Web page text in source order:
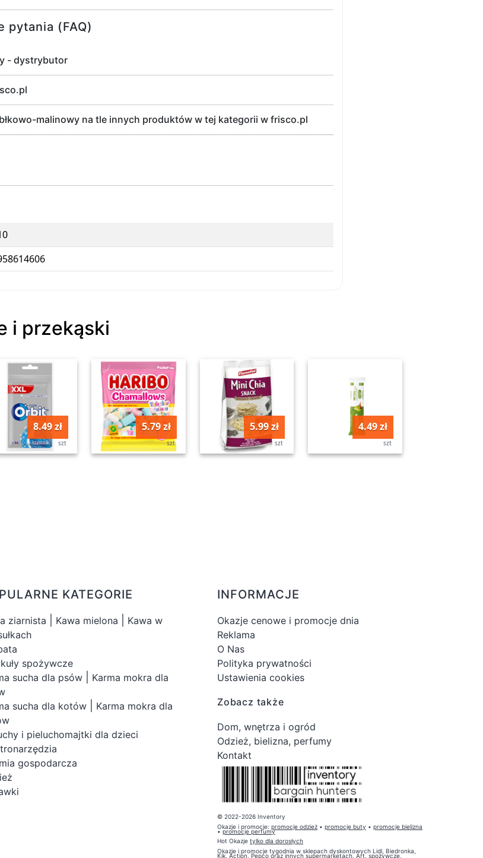
pytania (FAQ)
- dystrybutor
malinowy na tle innych produktów w tej kategorii w frisco.pl
i przekąski
8.49 zł
szt
5.79 zł
szt
5.99 zł
szt
4.49 zł
szt
KATEGORIE
ziarnista Kawa mielona
Kawa w
spożywcze
sucha dla psów
Karma mokra dla
sucha dla kotów
Karma mokra dla
i pieluchomajtki dla dzieci
gospodarcza
INFORMACJE
Okazje cenowe i promocje dnia
Reklama
O Nas
Polityka prywatności
Ustawienia cookies
Zobacz także
Dom, wnętrza i ogród
Odzież, bielizna, perfumy
Kontakt
© 2022-2026 Inventory
Okazje i promocje: promocje odzież • promocje buty • promocje bielizna
•promocje perfumy
Hot Okazje tylko dla dorosłych
Okazje i promocje tygodnia w sklepach dyskontowych Lidl, Biedronka,
Kik, Action, Pepco oraz innych supermarketach. Art. spożywcze,